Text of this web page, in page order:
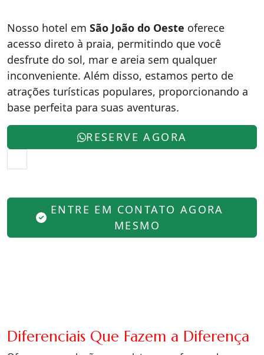
Nosso hotel em São João do Oeste oferece
acesso direto à praia, permitindo que você
desfrute do sol, mar e areia sem qualquer
inconveniente. Além disso, estamos perto de
atrações turísticas populares, proporcionando a
base perfeita para suas aventuras.
RESERVE AGORA
ENTRE EM CONTATO AGORA
MESMO
Diferenciais Que Fazem a Diferença